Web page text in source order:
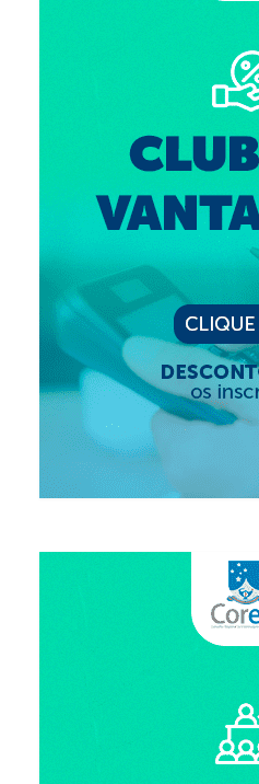
Contatos
Fale Conosco
NEP